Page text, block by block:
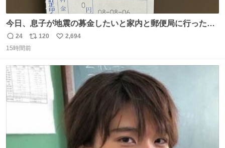
今日、息子が地震の募金したいと家内と郵便局に行ったみ
たいです。おもちゃとか買う選択肢もあったと思うけど、
自分で貯めてた2万円を役に立てて欲しい、みんなも元気
かできたらなぁと思いました。
返
信
24
リ
ポ
120
い
2,694
15時間前